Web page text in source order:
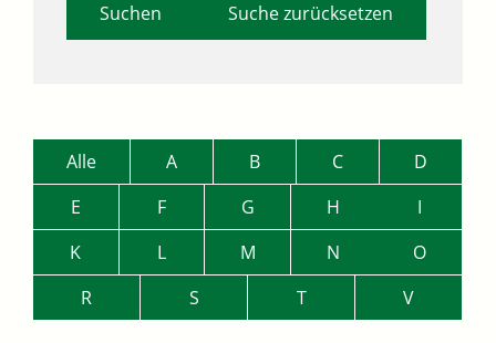
Suche zurücksetzen
Alle A B C
D
E
F G H
I
K
L M N
O
R
S T V